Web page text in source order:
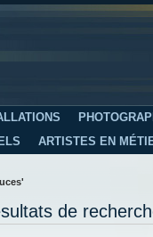
ARTISTES EN
de